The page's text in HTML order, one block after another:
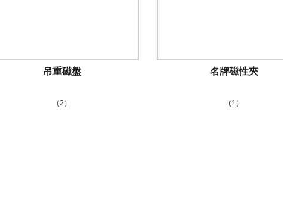
吊重磁盤
（2）
名牌磁性夾
（1）